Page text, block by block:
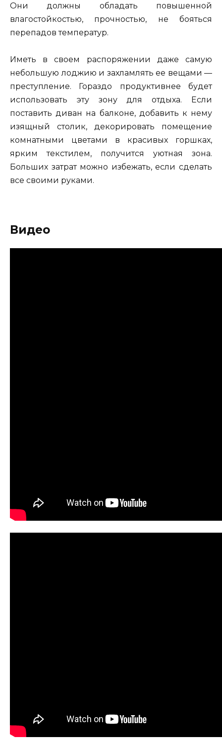
Они должны обладать повышенной
влагостойкостью, прочностью, не бояться
перепадов температур.
Иметь в своем распоряжении даже самую
небольшую лоджию и захламлять ее вещами —
преступление. Гораздо продуктивнее будет
использовать эту зону для отдыха. Если
поставить диван на балконе, добавить к нему
изящный столик, декорировать помещение
комнатными цветами в красивых горшках,
ярким текстилем, получится уютная зона.
Больших затрат можно избежать, если сделать
все своими руками.
Видео